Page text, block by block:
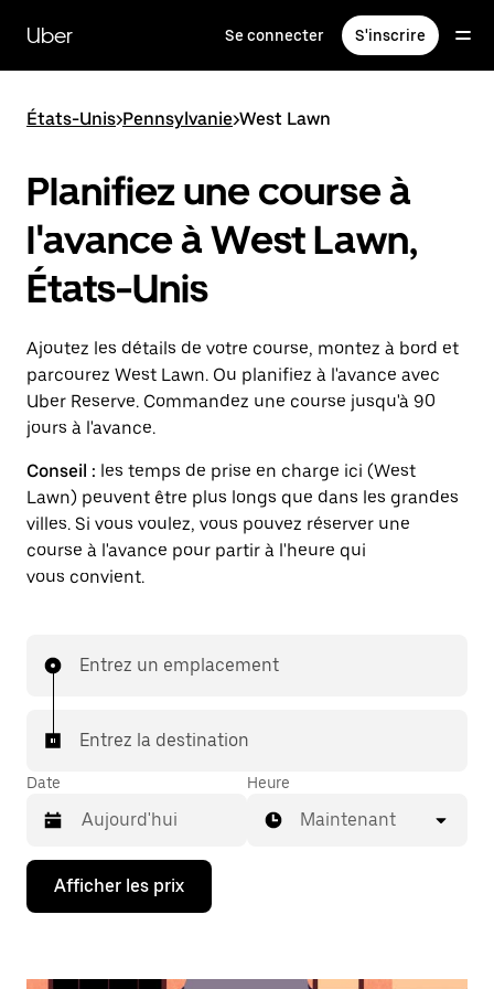
contenu
principal
Uber Se connecter S'inscrire
États-Unis>Pennsylvanie>West Lawn
Planifiez une course à
l'avance à West Lawn,
États-Unis
Ajoutez les détails de votre course, montez à bord et
parcourez West Lawn. Ou planifiez à l'avance avec
Uber Reserve. Commandez une course jusqu'à 90
jours à l'avance.
Conseil : les temps de prise en charge ici (West
Lawn) peuvent être plus longs que dans les grandes
villes. Si vous voulez, vous pouvez réserver une
course à l'avance pour partir à l'heure qui
vous convient.
Entrez un emplacement
Entrez la destination
Date
Appuyez
la
Heure
Maintenant
Afficher les prix